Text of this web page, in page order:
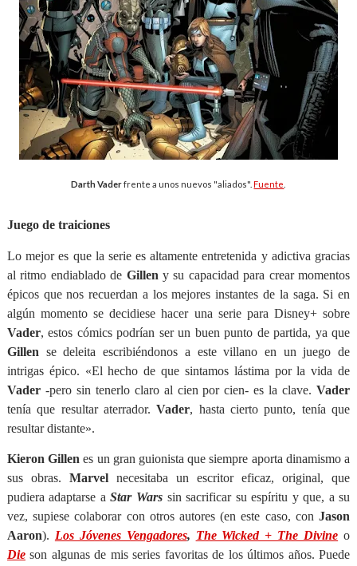
Darth Vaderfrente a unos nuevos "aliados".Fuente
Juego de traiciones
Lo mejor es que la serie es altamente entretenida y adictiva gracias
al ritmo endiablado de Gilleny su capacidad para crear momentos
épicos que nos recuerdan a los mejores instantes de la saga. Si en
algún momento se decidiese hacer una serie para Disney+ sobre
Vader, estos cómics podrían ser un buen punto de partida, ya que
Gillen se deleita escribiéndonos a este villano en un juego de
intrigas épico. «El hecho de que sintamos lástima por la vida de
Vader -pero sin tenerlo claro al cien por cien- es la clave.Vader
tenía que resultar aterrador.Vader, hasta cierto punto, tenía que
resultar distante».
Kieron Gillen es un gran guionista que siempre aporta dinamismo a
sus obras. Marvel necesitaba un escritor eficaz, original, que
pudiera adaptarse aStar Wars sin sacrificar su espíritu y que, a su
vez, supiese colaborar con otros autores (en este caso, conJason
Aaron). Los Jóvenes Vengadores, The Wicked + The Divine o
Die son algunas de mis series favoritas de los últimos años. Puede